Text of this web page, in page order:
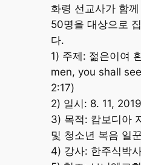
화령 선교사가 함
50명을 대상으로
다.
1) 주제: 젊은이여
men, you shall
2:17)
2) 일시: 8. 11,
3) 목적: 캄보디아
및 청소년 복음 일
4) 강사: 한주식박